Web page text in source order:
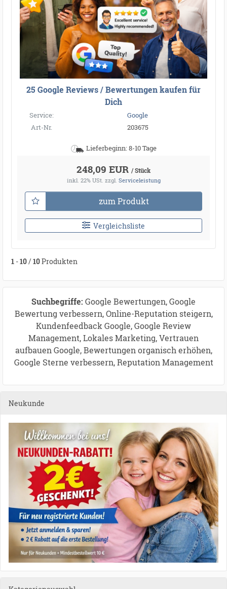
25 Google Reviews / Bewertungen kaufen für
Dich
Service:
Google
Art-Nr.
203675
Lieferbeginn: 8-10 Tage
248,09 EUR / Stück
inkl. 22% USt. zzgl. Serviceleistung
zum Produkt
Vergleichsliste
1 -10/ 10Produkten
Suchbegriffe: Google Bewertungen, Google
Bewertung verbessern, Online-Reputation steigern,
Kundenfeedback Google, Google Review
Management, Lokales Marketing, Vertrauen
aufbauen Google, Bewertungen organisch erhöhen,
Google Sterne verbessern, Reputation Management
Neukunde